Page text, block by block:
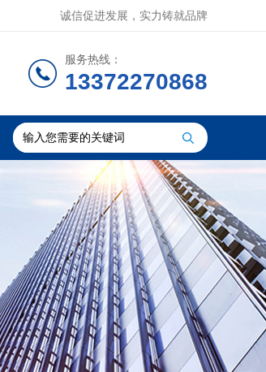
诚信促进发展，实力铸就品牌
服务热线：
13372270868